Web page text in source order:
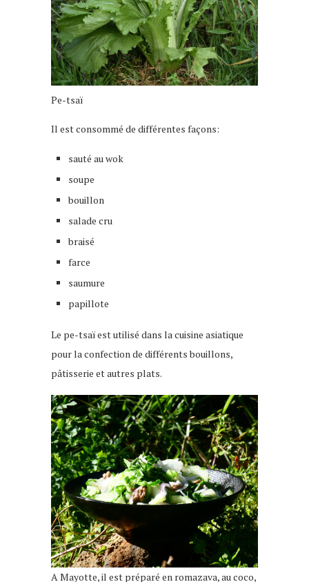
Pe-tsaï
Il est consommé de différentes façons:
sauté au wok
soupe
bouillon
salade cru
braisé
farce
saumure
papillote
Le pe-tsaï est utilisé dans la cuisine asiatique
pour la confection de différents bouillons,
pâtisserie et autres plats.
A Mayotte, il est préparé en romazava, au coco,